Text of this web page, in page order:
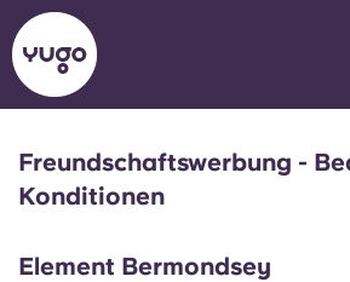
Über uns
Standorte
English (GB)
English (US)
Freundschaftswerbung -
Konditionen
Element Bermondsey